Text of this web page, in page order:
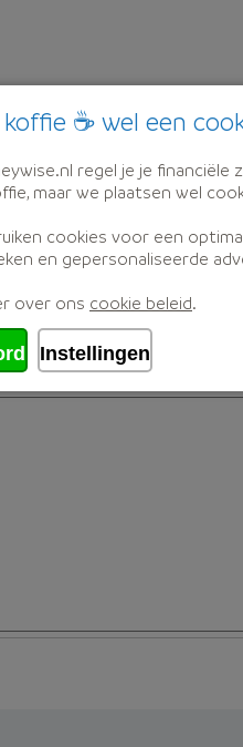
☕ wel een
regel je je financiële
maar we plaatsen wel
cookies voor een
en gepersonaliseerde
over ons cookie beleid.
Instellingen